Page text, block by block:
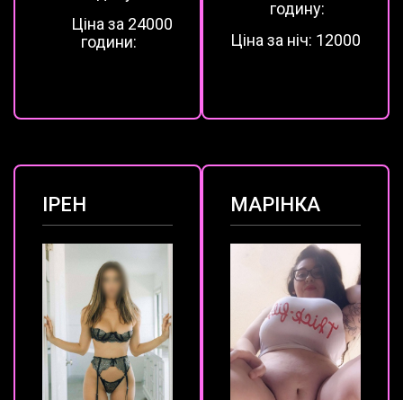
Ціна за 2
години:
4000
годину:
Ціна за ніч: 12000
ІРЕН МАРІНКА